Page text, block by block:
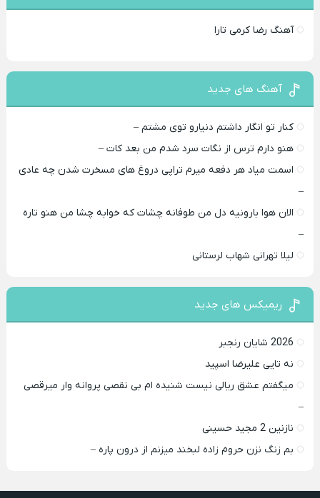
آهنگ رضا کرمی تارا
آهنگ های جدید
کنار تو انگار داشتم دنیارو توی مشتم –
هنو دارم ترس از نگات سرد شدم من بعد کات –
اسمت میاد هر دفعه میرم تراپی دروغ‌ های مسخرت شدن چه عادی
–
الان هوا بارونیه دل من طوفانه چشات که خوابه چشا من هنو تاره
–
لیلا تهرانی شهاب لرستانی
ریمیکس های جدید
2026 شایان رنجبر
نه تایی علیرضا اسپید
میگفتم عشق ریالی نیست شنیده ام بی نقصی پروانه وار میرقصی
–
نازنین 2 مجید حسینی
بم زنگ نزن حروم زاده لبخند میزنم از درون پاره –